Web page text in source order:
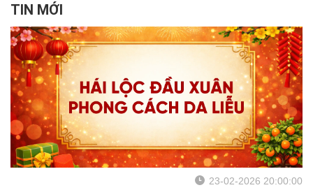
góp nổi bật trong công tác
phòng, chống dịch Covid-
19 nói riêng và chăm sóc
sức khỏe nhân dân nói
chung.
TIN MỚI
23-02-2026 20:00:00